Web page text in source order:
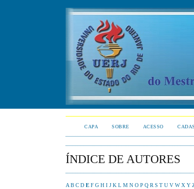
CAPA SOBRE ACESSO
ÍNDICE DE AUTORES
A B C D E F G H I J K L M N O P Q R S T U V W X Y